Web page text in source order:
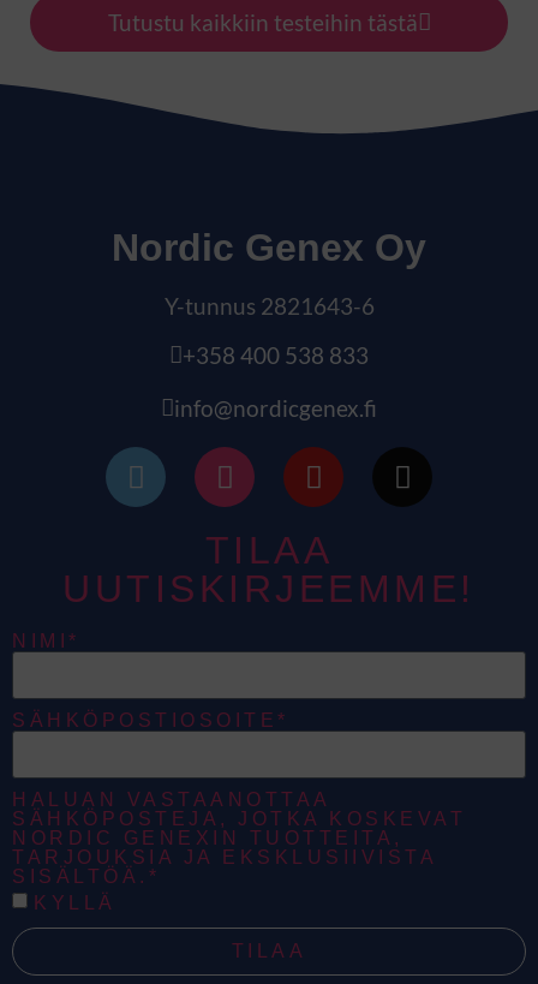
Tutustu kaikkiin testeihin tästä
Nordic Genex Oy
Y-tunnus 2821643-6
+358 400 538 833
info@nordicgenex.fi
TILAA
UUTISKIRJEEMME!
NIMI*
SÄHKÖPOSTIOSOITE*
HALUAN VASTAANOTTAA
SÄHKÖPOSTEJA, JOTKA KOSKEVAT
NORDIC GENEXIN TUOTTEITA,
TARJOUKSIA JA EKSKLUSIIVISTA
SISÄLTÖÄ.*
KYLLÄ
TILAA